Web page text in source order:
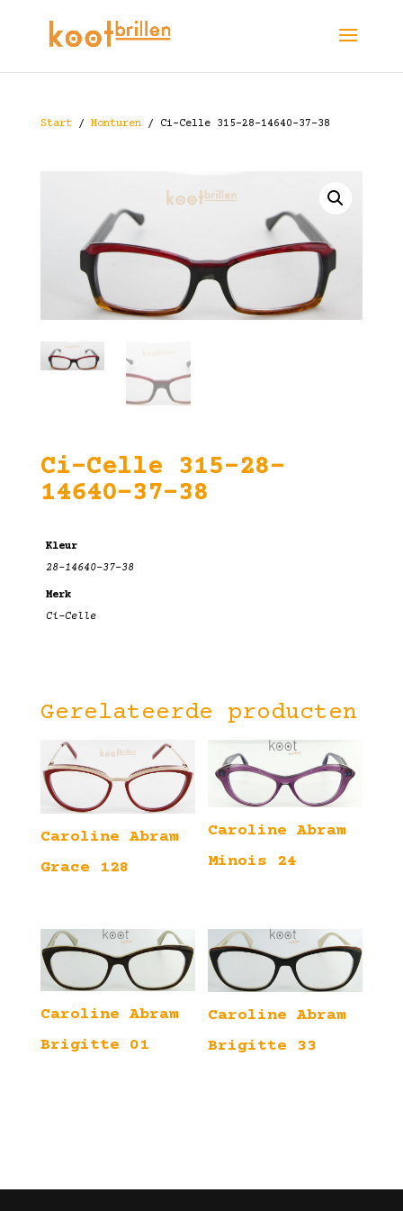
Start/ Monturen/ Ci-Celle 315-28-14640-37-38
Ci-Celle 315-28-
14640-37-38
Kleur
28-14640-37-38
Merk
Ci-Celle
Gerelateerde producten
Caroline Abram
Grace 128
Caroline Abram
Minois 24
Caroline Abram
Brigitte 01
Caroline Abram
Brigitte 33